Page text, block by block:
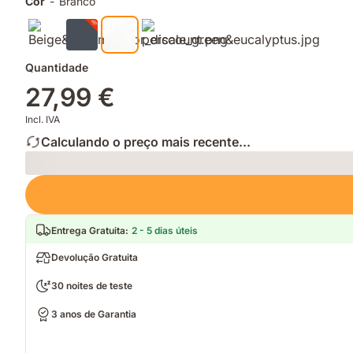
Quantidade
27,99 €
Incl. IVA
Calculando o preço mais recente...
Loading
Entrega Gratuita: 2 - 5 dias úteis
Devolução Gratuita
30 noites de teste
3 anos de Garantia